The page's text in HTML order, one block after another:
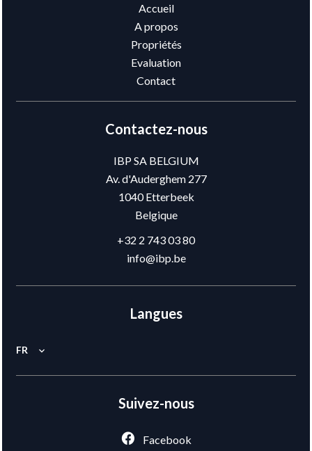
Accueil
A propos
Propriétés
Evaluation
Contact
Contactez-nous
IBP SA BELGIUM
Av. d'Auderghem 277
1040Etterbeek
Belgique
+32 2 743 03 80
info@ibp.be
Langues
FR
Suivez-nous
Facebook